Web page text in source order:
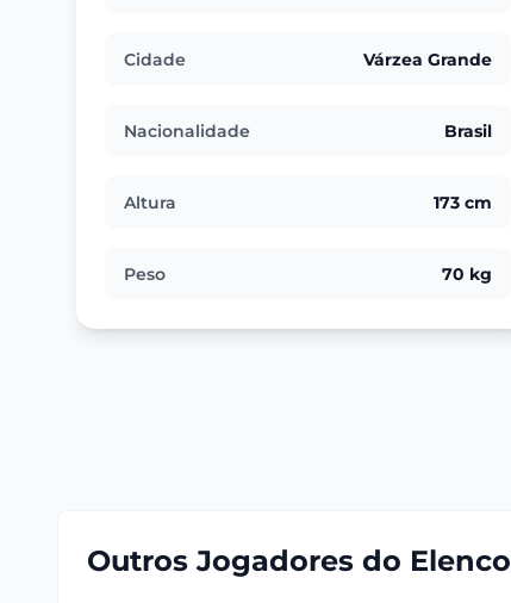
Cidade Várzea Grande
Nacionalidade Brasil
Altura 173 cm
Peso 70 kg
Outros Jogadores do Elenco